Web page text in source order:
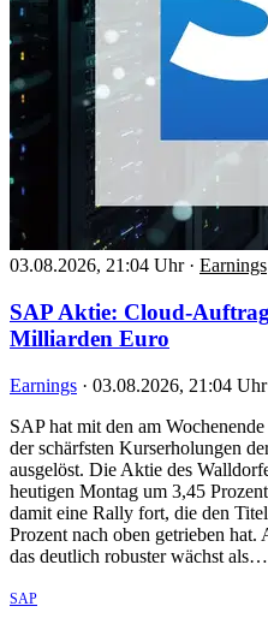
03.08.2026, 21:04 Uhr · Earnings
SAP Aktie: Cloud-
Milliarden Euro
Earnings · 03.08.2026, 21:04 Uhr
SAP hat mit den am
der schärfsten Kurserholungen
ausgelöst. Die Aktie des
heutigen Montag um 3,45
damit eine Rally fort, die den
Prozent nach oben getrieben
das deutlich robuster wächst als…
SAP